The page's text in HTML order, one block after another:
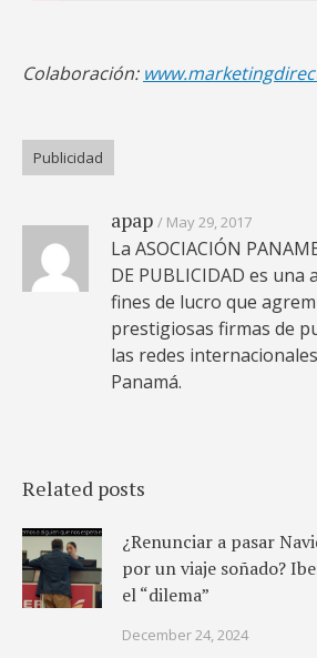
Colaboración:
Publicidad
apap May 29, 2017
La ASOCIACIÓN
DE PUBLICIDAD es una
fines de lucro que
prestigiosas firmas de
las redes
Panamá.
Related posts
¿Renunciar a pasar
por un viaje soñado?
el “dilema”
December 24, 2024